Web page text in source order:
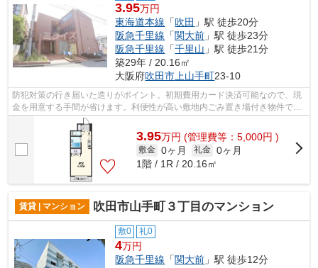
3.95万円
東海道本線 「吹田 」駅 徒歩20分
阪急千里線 「関大前 」駅 徒歩23分
阪急千里線 「千里山 」駅 徒歩21分
築29年 / 20.16㎡
大阪府吹田市上山手町23-10
防犯対策の行き届いた造りがポイント。初期費用カード決済可能なので、現
金を用意する手間が省けます。利便性が高い敷地内ごみ置き場付き物件で
す。日々のごみ出しが楽できます。付近...
3.95万円 (管理費等：5,000円 )
敷金 0ヶ月 礼金 0ヶ月
1階 / 1R / 20.16㎡
賃貸 | マンション 吹田市山手町３丁目のマンション
敷0 礼0
4万円
阪急千里線 「関大前 」駅 徒歩12分